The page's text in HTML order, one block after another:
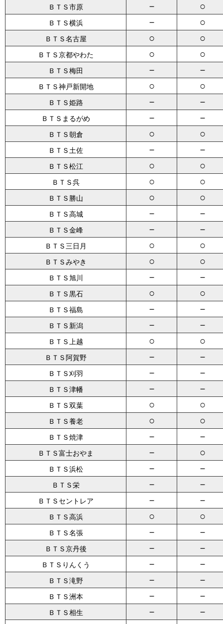
ＢＴＳ市原 － ○
ＢＴＳ横浜 － ○
ＢＴＳ名古屋 ○ ○
ＢＴＳ京都やわた ○ ○
ＢＴＳ梅田 － －
ＢＴＳ神戸新開地 ○ ○
ＢＴＳ姫路 － －
ＢＴＳまるがめ － －
ＢＴＳ朝倉 ○ ○
ＢＴＳ土佐 － －
ＢＴＳ松江 ○ ○
ＢＴＳ呉 ○ ○
ＢＴＳ勝山 ○ ○
ＢＴＳ高城 － －
ＢＴＳ金峰 － －
ＢＴＳ三日月 ○ ○
ＢＴＳみやき ○ ○
ＢＴＳ旭川 － －
ＢＴＳ黒石 ○ ○
ＢＴＳ福島 － －
ＢＴＳ新潟 － －
ＢＴＳ上越 ○ ○
ＢＴＳ阿賀野 － －
ＢＴＳ刈羽 － －
ＢＴＳ津幡 － －
ＢＴＳ双葉 ○ ○
ＢＴＳ養老 ○ ○
ＢＴＳ焼津 － －
ＢＴＳ富士おやま － ○
ＢＴＳ浜松 － －
ＢＴＳ栄 － －
ＢＴＳセントレア － －
ＢＴＳ高浜 ○ ○
ＢＴＳ名張 － －
ＢＴＳ京丹後 － －
ＢＴＳりんくう － －
ＢＴＳ滝野 － －
ＢＴＳ洲本 － －
ＢＴＳ相生 －
－